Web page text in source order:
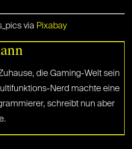
via Pixabay
die Gaming-Welt sein
Nerd machte eine
schreibt nun aber